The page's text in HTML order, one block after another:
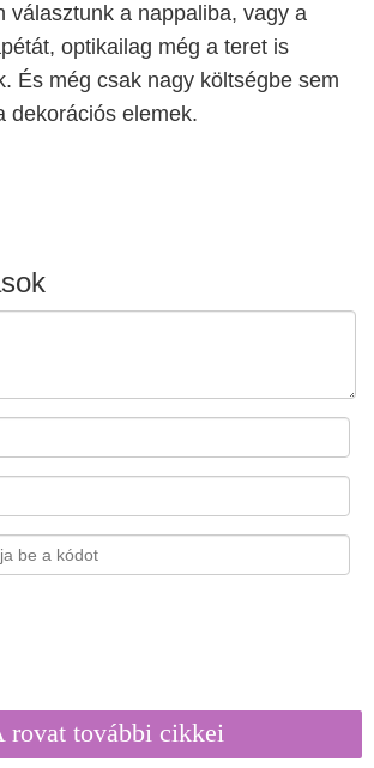
választunk a nappaliba, vagy a
optikailag még a teret is
És még csak nagy költségbe sem
dekorációs elemek.
rovat további cikkei